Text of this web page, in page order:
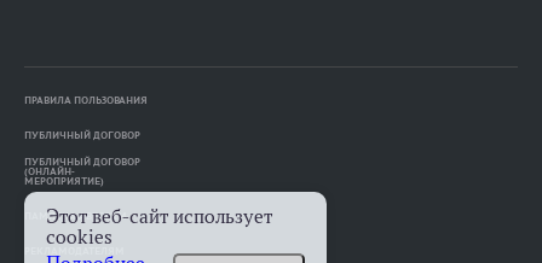
ПРАВИЛА ПОЛЬЗОВАНИЯ
ПУБЛИЧНЫЙ ДОГОВОР
ПУБЛИЧНЫЙ ДОГОВОР
(ОНЛАЙН-
МЕРОПРИЯТИЕ)
ПАМЯТКА АВТОРАМ
Этот веб-сайт использует
cookies